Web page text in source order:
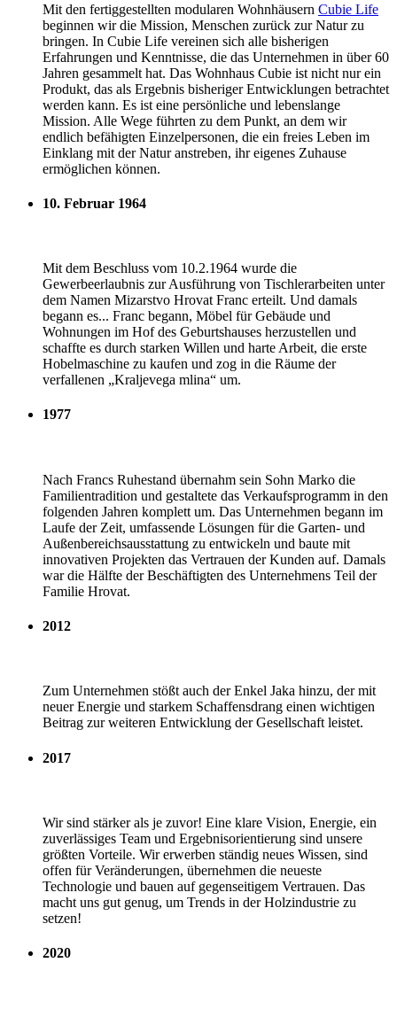
Mit den fertiggestellten modularen Wohnhäusern Cubie Life
beginnen wir die Mission, Menschen zurück zur Natur zu
bringen. In Cubie Life vereinen sich alle bisherigen
Erfahrungen und Kenntnisse, die das Unternehmen in über 60
Jahren gesammelt hat. Das Wohnhaus Cubie ist nicht nur ein
Produkt, das als Ergebnis bisheriger Entwicklungen betrachtet
werden kann. Es ist eine persönliche und lebenslange
Mission. Alle Wege führten zu dem Punkt, an dem wir
endlich befähigten Einzelpersonen, die ein freies Leben im
Einklang mit der Natur anstreben, ihr eigenes Zuhause
ermöglichen können.
10. Februar 1964
Mit dem Beschluss vom 10.2.1964 wurde die
Gewerbeerlaubnis zur Ausführung von Tischlerarbeiten unter
dem Namen Mizarstvo Hrovat Franc erteilt. Und damals
begann es... Franc begann, Möbel für Gebäude und
Wohnungen im Hof des Geburtshauses herzustellen und
schaffte es durch starken Willen und harte Arbeit, die erste
Hobelmaschine zu kaufen und zog in die Räume der
verfallenen „Kraljevega mlina“ um.
1977
Nach Francs Ruhestand übernahm sein Sohn Marko die
Familientradition und gestaltete das Verkaufsprogramm in den
folgenden Jahren komplett um. Das Unternehmen begann im
Laufe der Zeit, umfassende Lösungen für die Garten- und
Außenbereichsausstattung zu entwickeln und baute mit
innovativen Projekten das Vertrauen der Kunden auf. Damals
war die Hälfte der Beschäftigten des Unternehmens Teil der
Familie Hrovat.
2012
Zum Unternehmen stößt auch der Enkel Jaka hinzu, der mit
neuer Energie und starkem Schaffensdrang einen wichtigen
Beitrag zur weiteren Entwicklung der Gesellschaft leistet.
2017
Wir sind stärker als je zuvor! Eine klare Vision, Energie, ein
zuverlässiges Team und Ergebnisorientierung sind unsere
größten Vorteile. Wir erwerben ständig neues Wissen, sind
offen für Veränderungen, übernehmen die neueste
Technologie und bauen auf gegenseitigem Vertrauen. Das
macht uns gut genug, um Trends in der Holzindustrie zu
setzen!
2020